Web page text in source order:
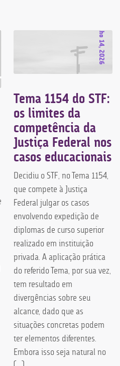
julho 14, 2026
Tema 1154 do STF:
os limites da
competência da
Justiça Federal nos
casos educacionais
Decidiu o STF, no Tema 1154,
que compete à Justiça
Federal julgar os casos
envolvendo expedição de
diplomas de curso superior
realizado em instituição
privada. A aplicação prática
do referido Tema, por sua vez,
tem resultado em
divergências sobre seu
alcance, dado que as
situações concretas podem
ter elementos diferentes.
Embora isso seja natural no